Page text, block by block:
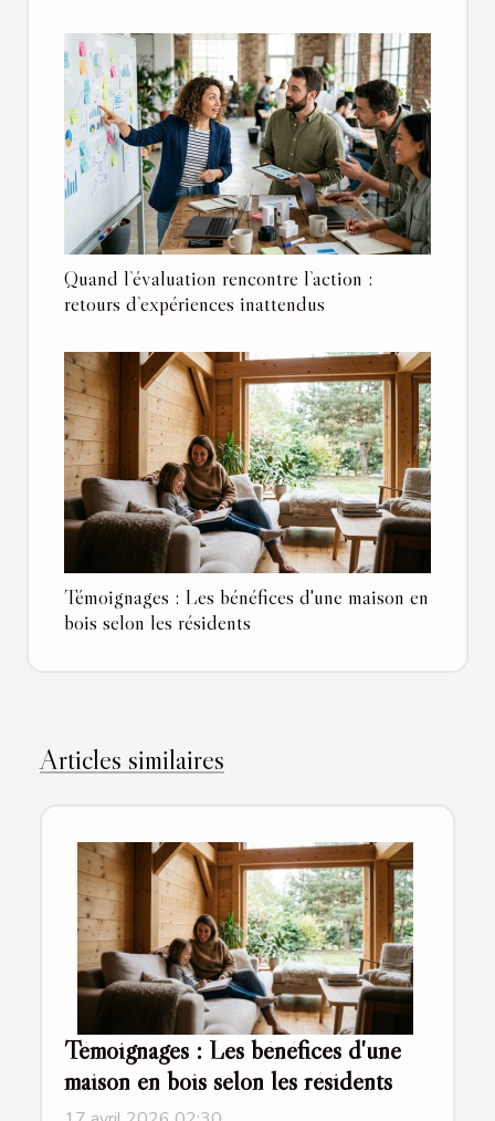
Quand l’évaluation rencontre l’action :
retours d’expériences inattendus
Témoignages : Les bénéfices d'une maison en
bois selon les résidents
Articles similaires
Témoignages : Les bénéfices d'une
maison en bois selon les résidents